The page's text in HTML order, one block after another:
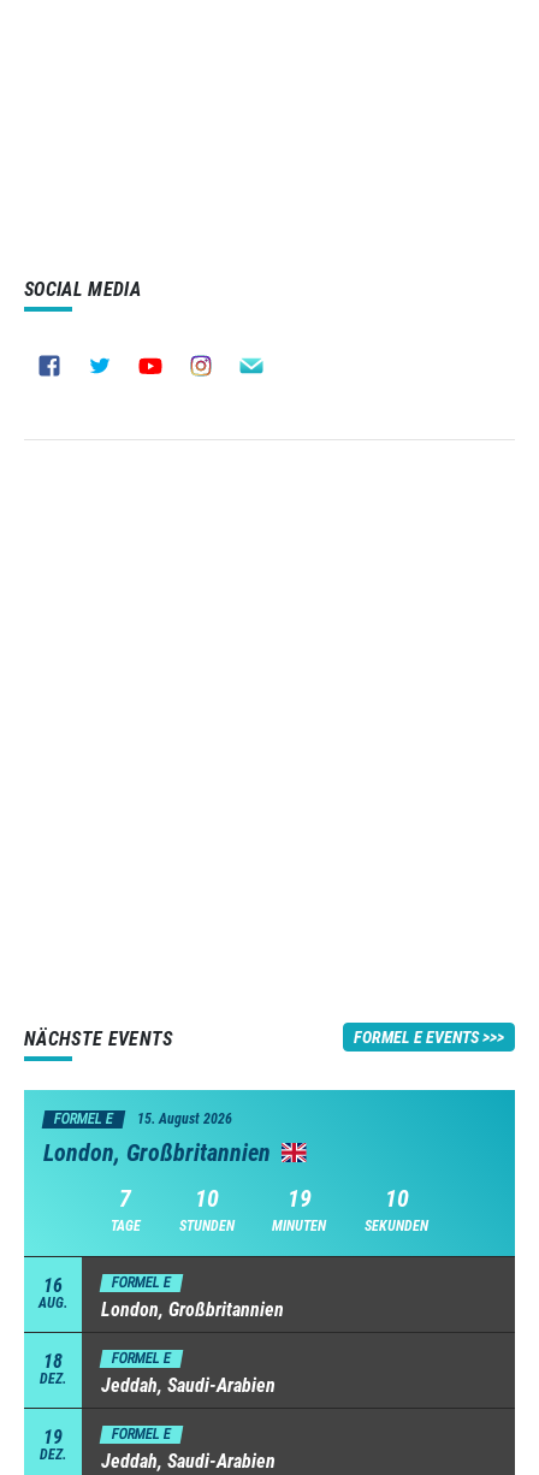
SOCIAL MEDIA
NÄCHSTE EVENTS FORMEL E EVENTS
FORMEL E 15. August 2026
London, Großbritannien
7
TAGE
10
STUNDEN
19
MINUTEN
10
SEKUNDEN
16
AUG.
FORMEL E
London, Großbritannien
18
DEZ.
FORMEL E
Jeddah, Saudi-Arabien
19
DEZ.
FORMEL E
Jeddah, Saudi-Arabien